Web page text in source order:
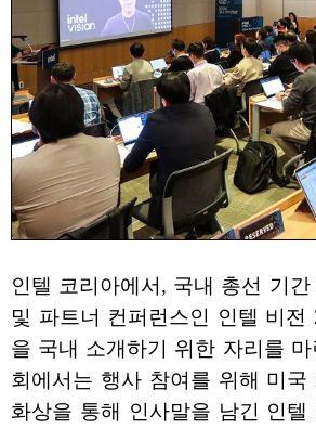
인텔 코리아에서, 국내 총선 기
및 파트너 컨퍼런스인 인텔 비전
을 국내 소개하기 위한 자리를
회에서는 행사 참여를 위해 미국
화상을 통해 인사말을 남긴 인텔